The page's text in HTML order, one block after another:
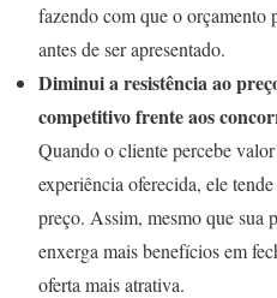
fazendo com que o
antes de ser apresentado.
Diminui a resistência ao
competitivo frente aos
Quando o cliente percebe
experiência oferecida, ele
preço. Assim, mesmo que sua
enxerga mais benefícios em
oferta mais atrativa.